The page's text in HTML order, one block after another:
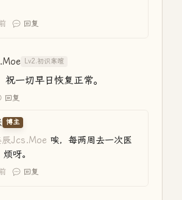
回复
Lv2.初识寒暄
祝一切早日恢复正常。
回复
博主
辰Jcs.Moe 唉，每两周去一次医
呀。
回复